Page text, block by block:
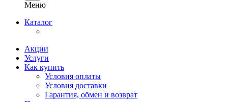
Меню
Каталог
Акции
Услуги
Как купить
Условия оплаты
Условия доставки
Гарантия, обмен и возврат